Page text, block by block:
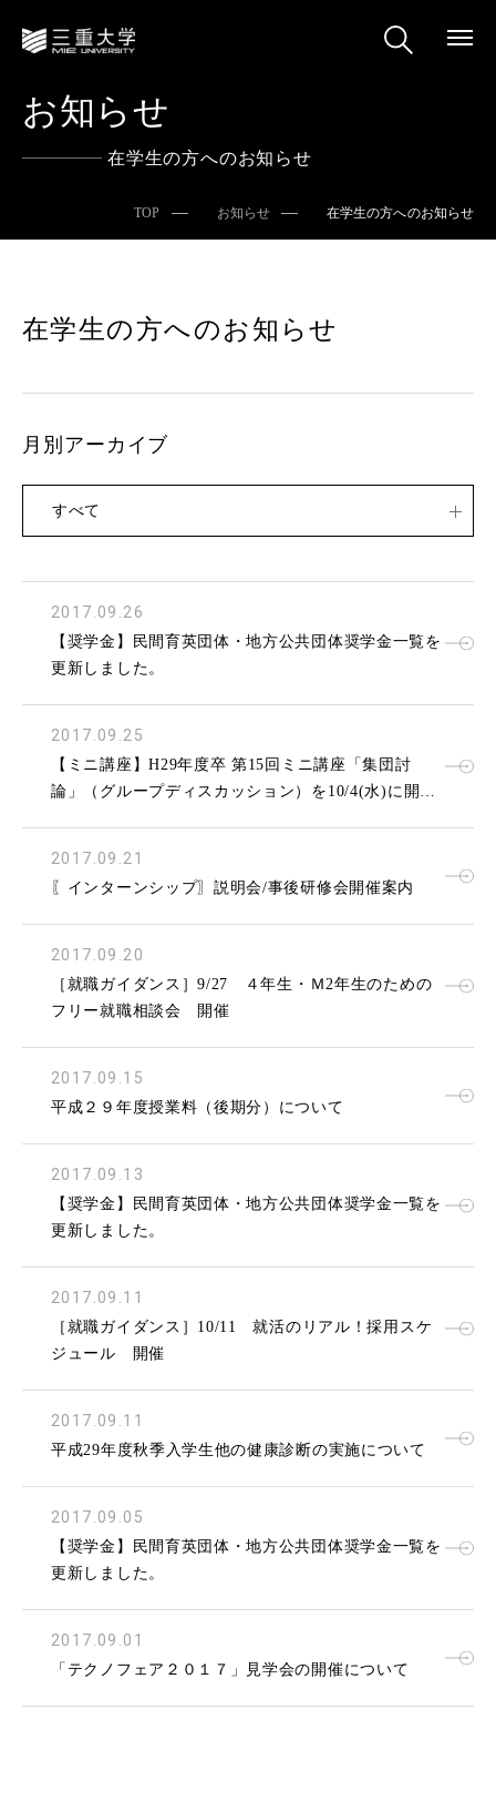
お知らせ
在学生の方へのお知らせ
TOP お知らせ 在学生の方へのお知らせ
2017.09.26
【奨学金】民間育英団体・地方公共団体奨学金一覧を
更新しました。
2017.09.25
【ミニ講座】H29年度卒 第15回ミニ講座「集団討
論」（グループディスカッション）を10/4(水)に開催
2017.09.21
〖インターンシップ〗説明会/事後研修会開催案内
2017.09.20
［就職ガイダンス］9/27 ４年生・Ｍ2年生のための
フリー就職相談会 開催
2017.09.15
平成２９年度授業料（後期分）について
2017.09.13
【奨学金】民間育英団体・地方公共団体奨学金一覧を
更新しました。
2017.09.11
［就職ガイダンス］10/11 就活のリアル！採用スケ
ジュール 開催
2017.09.11
平成29年度秋季入学生他の健康診断の実施について
2017.09.05
【奨学金】民間育英団体・地方公共団体奨学金一覧を
更新しました。
2017.09.01
「テクノフェア２０１７」見学会の開催について
在学生の方へのお知らせ
月別アーカイブ
すべて